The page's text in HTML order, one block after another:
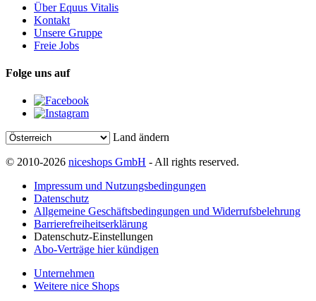
Über Equus Vitalis
Kontakt
Unsere Gruppe
Freie Jobs
Folge uns auf
Land ändern
© 2010-2026 niceshops GmbH - All rights reserved.
Impressum und Nutzungsbedingungen
Datenschutz
Allgemeine Geschäftsbedingungen und Widerrufsbelehrung
Barrierefreiheitserklärung
Datenschutz-Einstellungen
Abo-Verträge hier kündigen
Unternehmen
Weitere nice Shops